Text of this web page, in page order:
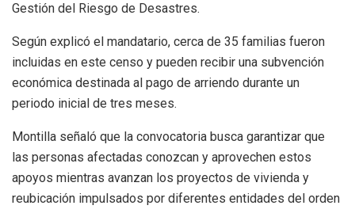
Gestión del Riesgo de Desastres.
Según explicó el mandatario, cerca de 35 familias fueron
incluidas en este censo y pueden recibir una subvención
económica destinada al pago de arriendo durante un
periodo inicial de tres meses.
Montilla señaló que la convocatoria busca garantizar que
las personas afectadas conozcan y aprovechen estos
apoyos mientras avanzan los proyectos de vivienda y
reubicación impulsados por diferentes entidades del orden